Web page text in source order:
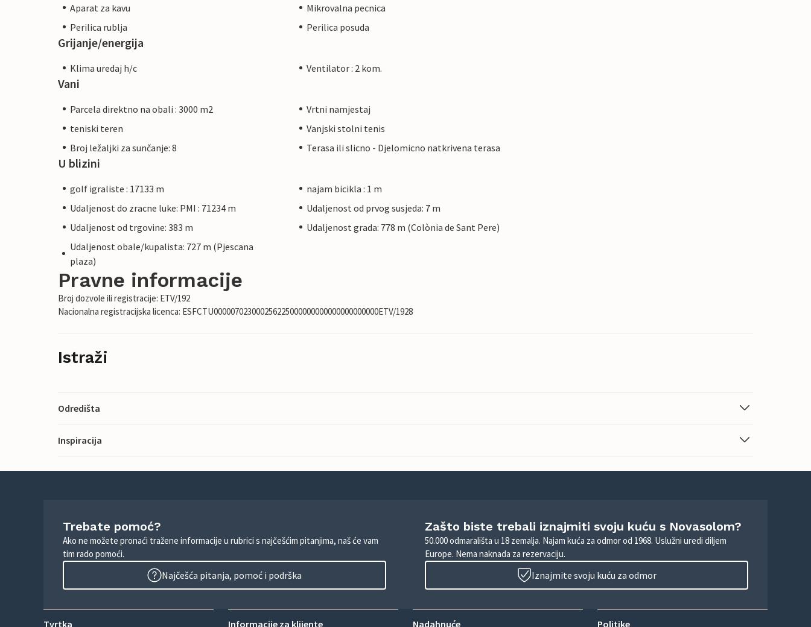
Aparat za kavu
Mikrovalna pecnica
Perilica rublja
Perilica posuda
Grijanje/energija
Klima uredaj h/c Ventilator : 2 kom.
Vani
Parcela direktno na obali : 3000 m2
Vrtni namjestaj
teniski teren
Vanjski stolni tenis
Broj ležaljki za sunčanje: 8
Terasa ili slicno - Djelomicno natkrivena terasa
U blizini
golf igraliste : 17133 m
najam bicikla : 1 m
Udaljenost do zracne luke: PMI : 71234 m
Udaljenost od prvog susjeda: 7 m
Udaljenost od trgovine: 383 m
Udaljenost grada: 778 m (Colònia de Sant Pere)
Udaljenost obale/kupalista: 727 m (Pjescana
plaza)
Pravne informacije
Broj dozvole ili registracije: ETV/192
Nacionalna registracijska licenca: ESFCTU000007023000256225000000000000000000000ETV/1928
Istraži
Odredišta
Inspiracija
Trebate pomoć?
Ako ne možete pronaći tražene informacije u rubrici s najčešćim pitanjima, naš će vam
tim rado pomoći.
Najčešća pitanja, pomoć i podrška
Zašto biste trebali iznajmiti svoju kuću s Novasolom?
50.000 odmarališta u 18 zemalja. Najam kuća za odmor od 1968. Uslužni uredi diljem
Europe. Nema naknada za rezervaciju.
Iznajmite svoju kuću za odmor
Tvrtka Informacije za klijente Nadahnuće Politike